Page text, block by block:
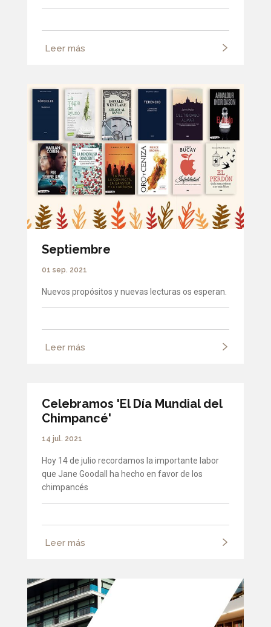
Leer más
Septiembre
01 sep. 2021
Nuevos propósitos y nuevas lecturas os esperan.
Leer más
Celebramos 'El Día Mundial del
Chimpancé'
14 jul. 2021
Hoy 14 de julio recordamos la importante labor
que Jane Goodall ha hecho en favor de los
chimpancés
Leer más